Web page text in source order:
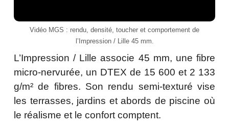
Vidéo MGS : rendu, densité, toucher et comportement de
l’Impression / Lille 45 mm.
L’Impression / Lille associe 45 mm, une fibre
micro-nervurée, un DTEX de 15 600 et 2 133
g/m² de fibres. Son rendu semi-texturé vise
les terrasses, jardins et abords de piscine où
le réalisme et le confort comptent.